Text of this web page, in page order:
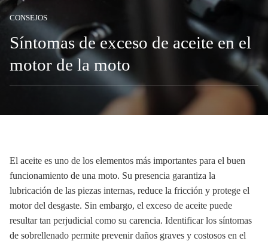
CONSEJOS
Síntomas de exceso de aceite en el
motor de la moto
El aceite es uno de los elementos más importantes para el buen
funcionamiento de una moto. Su presencia garantiza la
lubricación de las piezas internas, reduce la fricción y protege el
motor del desgaste. Sin embargo, el exceso de aceite puede
resultar tan perjudicial como su carencia. Identificar los síntomas
de sobrellenado permite prevenir daños graves y costosos en el